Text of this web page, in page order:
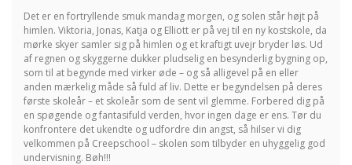
Det er en fortryllende smuk mandag morgen, og solen står højt på
himlen. Viktoria, Jonas, Katja og Elliott er på vej til en ny kostskole, da
mørke skyer samler sig på himlen og et kraftigt uvejr bryder løs. Ud
af regnen og skyggerne dukker pludselig en besynderlig bygning op,
som til at begynde med virker øde – og så alligevel på en eller
anden mærkelig måde så fuld af liv. Dette er begyndelsen på deres
første skoleår – et skoleår som de sent vil glemme. Forbered dig på
en spøgende og fantasifuld verden, hvor ingen dage er ens. Tør du
konfrontere det ukendte og udfordre din angst, så hilser vi dig
velkommen på Creepschool – skolen som tilbyder en uhyggelig god
undervisning. Bøh!!!